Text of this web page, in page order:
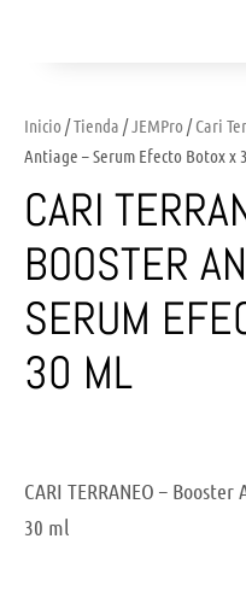
Inicio /Tienda /JEMPro /Cari
Antiage – Serum Efecto Botox x
CARI
BOOSTER
SERUM
30 ML
CARI TERRANEO –
30 ml